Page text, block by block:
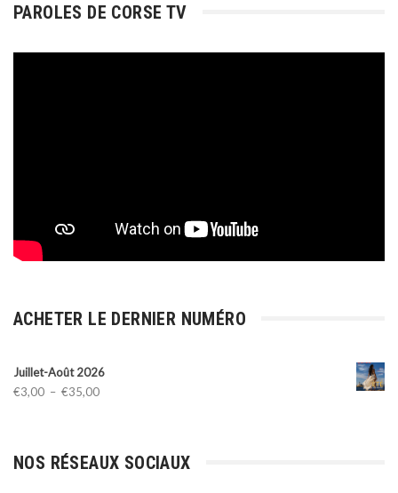
PAROLES DE CORSE TV
ACHETER LE DERNIER NUMÉRO
Juillet-Août 2026
€3,00 – €35,00Plage
à
NOS RÉSEAUX SOCIAUX